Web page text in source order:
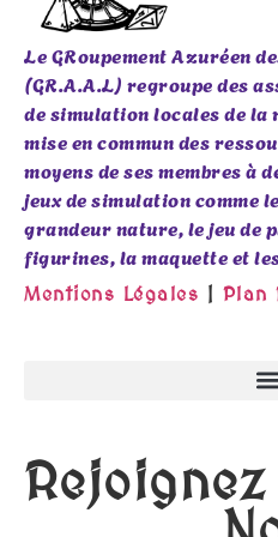
Le GRoupement Azuréen
(GR.A.A.L) regroupe des
de simulation locales de la
mise en commun des
moyens de ses membres à
jeux de simulation comme
grandeur nature, le jeu de
figurines, la maquette et
Mentions Légales | Plan